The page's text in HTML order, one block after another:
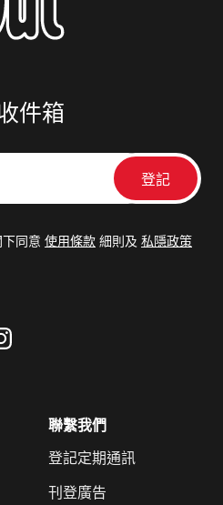
件箱
同意 使用條款 細則及 私隱政策
聯繫我們
登記定期通訊
刊登廣告